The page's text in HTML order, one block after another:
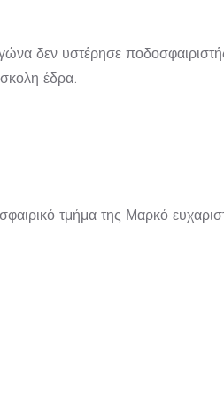
δεν υστέρησε
έδρα.
τμήμα της Μαρκό